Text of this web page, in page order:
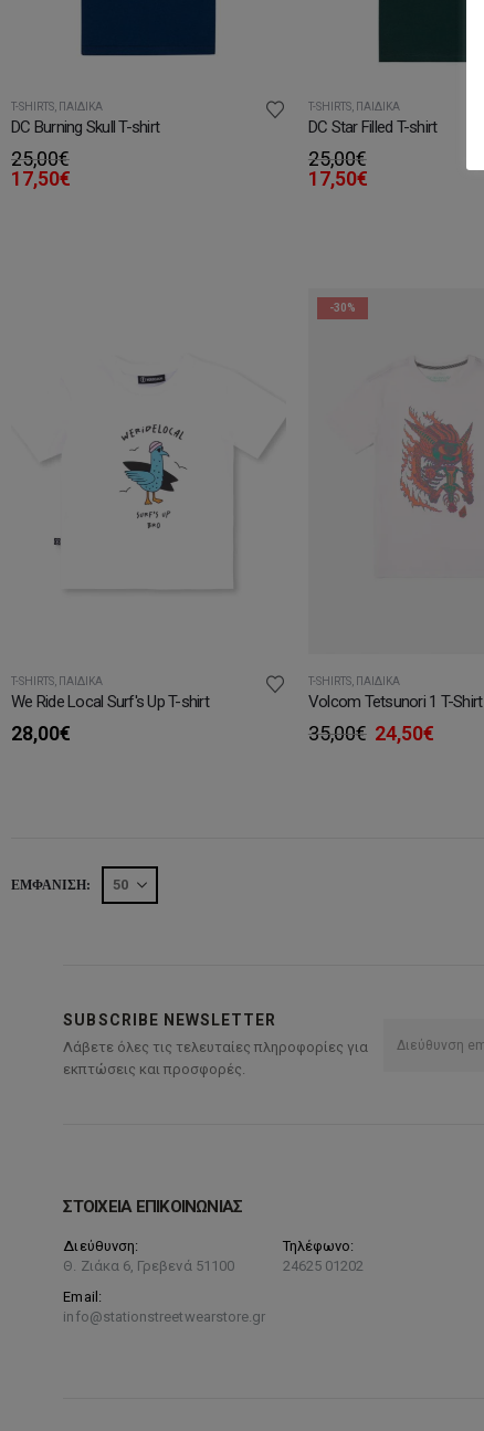
T-SHIRTS ΠΑΙΔΙΚΆ
DC Burning Skull T-shirt
25,00€
17,50€
T-SHIRTS, ΠΑΙΔΙΚΆ
DC Star Filled T-shirt
25,00€
17,50€
T-SHIRTS, ΠΑΙΔΙΚΆ
We Ride Local Surf's Up T-shirt
28,00€
-30%
T-SHIRTS, ΠΑΙΔΙΚΆ
Volcom Tetsunori 1 T-Shirt
35,00€ Original
24,50€Η
ΕΜΦΆΝΙΣΗ:
SUBSCRIBE NEWSLETTER
Λάβετε όλες τις τελευταίες πληροφορίες για
εκπτώσεις και προσφορές.
ΣΤΟΙΧΕΙΑ ΕΠΙΚΟΙΝΩΝΙΑΣ
Διεύθυνση:
Θ. Ζιάκα 6, Γρεβενά 51100
Τηλέφωνο:
24625 01202
Email:
info@stationstreetwearstore.gr